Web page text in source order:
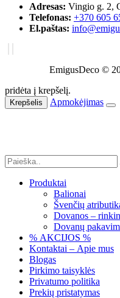
Adresas: Vingio g. 2,
Telefonas: +370 605
El.paštas:
EmigusDeco ©
pridėta į krepšelį.
Krepšelis Apmokėjimas
Produktai
Balionai
Švenčių
Dovanos –
Dovanų
% AKCIJOS %
Kontaktai – Apie mus
Blogas
Pirkimo taisyklės
Privatumo politika
Prekių pristatymas